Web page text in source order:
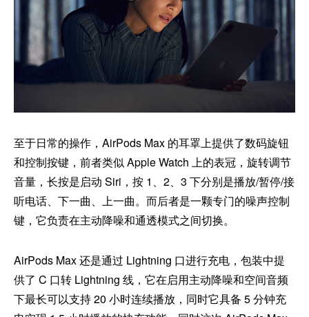
至于日常的操作，AirPods Max 的耳罩上提供了数码旋钮
和控制按键，前者类似 Apple Watch 上的表冠，旋转调节
音量，长按是启动 Siri，按 1、2、3 下分别是播放/暂停/接
听电话、下一曲、上一曲。而后者是一颗专门的噪声控制
键，它负责在主动降噪和通透模式之间切换。
AirPods Max 还是通过 Lightning 口进行充电，包装中提
供了 C 口转 Lightning 线，它在启用主动降噪和空间音频
下最长可以支持 20 小时连续播放，同时它具备 5 分钟充